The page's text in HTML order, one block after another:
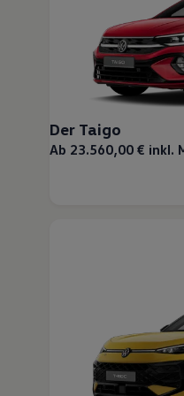
ID. EVERY1
Reichweite
Reichweite
Reichweite
Laden
Laden
E-Auto-
Software und
Die ID.
ID. Software
Digitale
Der Taigo
Ab 23.560,00 € inkl.